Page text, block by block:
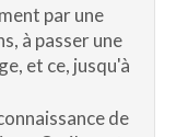
par une
à passer une
et ce, jusqu'à
de